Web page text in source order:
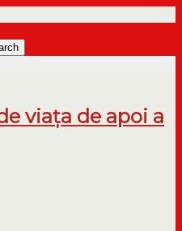
viața de apoi a